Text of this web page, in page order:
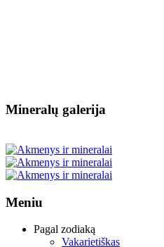
Mineralų galerija
Meniu
Pagal zodiaką
Vakarietiškas